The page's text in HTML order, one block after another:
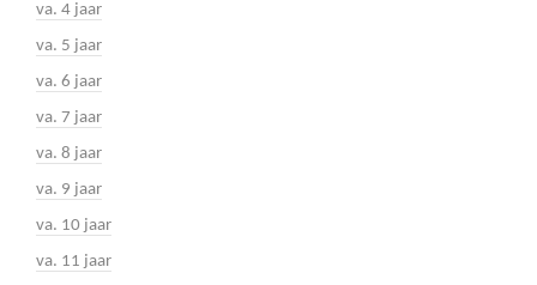
va. 4 jaar
va. 5 jaar
va. 6 jaar
va. 7 jaar
va. 8 jaar
va. 9 jaar
va. 10 jaar
va. 11 jaar